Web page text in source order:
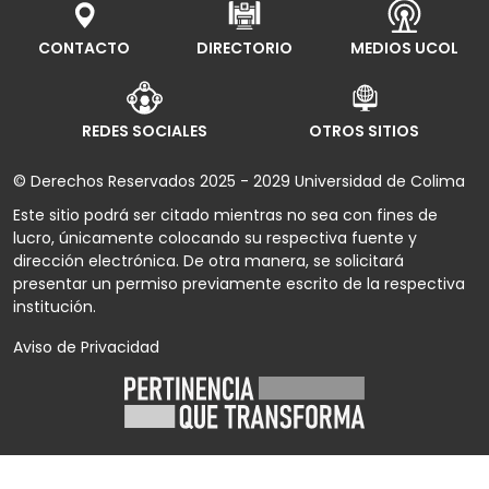
CONTACTO DIRECTORIO MEDIOS UCOL
REDES SOCIALES OTROS SITIOS
© Derechos Reservados 2025 - 2029 Universidad de Colima
Este sitio podrá ser citado mientras no sea con fines de
lucro, únicamente colocando su respectiva fuente y
dirección electrónica. De otra manera, se solicitará
presentar un permiso previamente escrito de la respectiva
institución.
Aviso de Privacidad